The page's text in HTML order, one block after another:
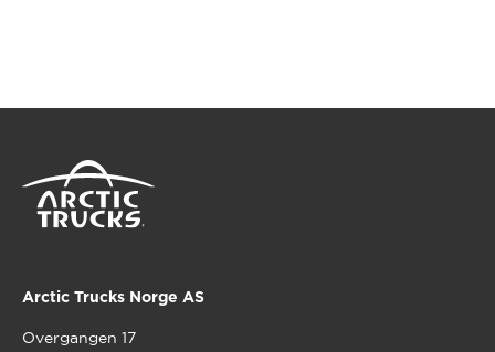
Arctic Trucks Norge AS
Overgangen 17